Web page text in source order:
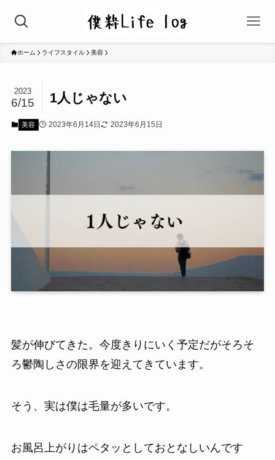
ホーム ライフスタイル 美容
1人じゃない
2023
6/15
美容 2023年6月14日 2023年6月15日
髪が伸びてきた。今度きりにいく予定だがそろそ
ろ鬱陶しさの限界を迎えてきています。
そう、実は僕は毛量が多いです。
お風呂上がりはペタッとしておとなしいんです